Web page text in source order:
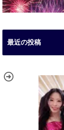
最近の投稿